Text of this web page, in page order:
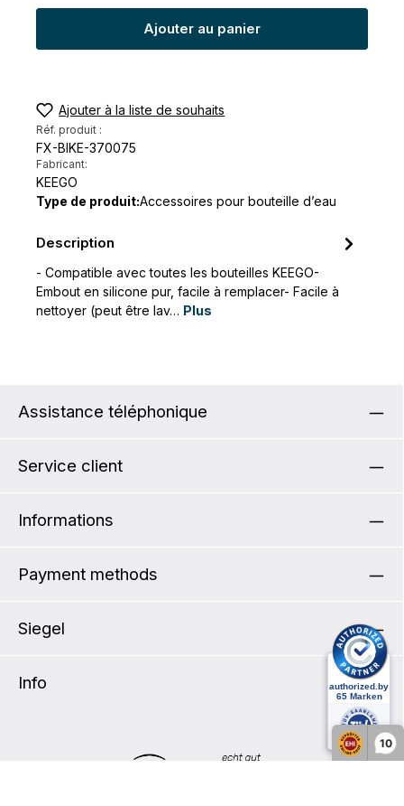
10
Ajouter au panier
Ajouter à la liste de souhaits
Réf. produit :
FX-BIKE-370075
Fabricant:
KEEGO
Type de produit:Accessoires pour bouteille d’eau
Description
- Compatible avec toutes les bouteilles KEEGO-
Embout en silicone pur, facile à remplacer- Facile à
nettoyer (peut être lav… Plus
Assistance téléphonique
Service client
Informations
Payment methods
Siegel
Info